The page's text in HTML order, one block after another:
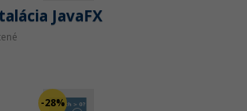
JavaFX
-28%